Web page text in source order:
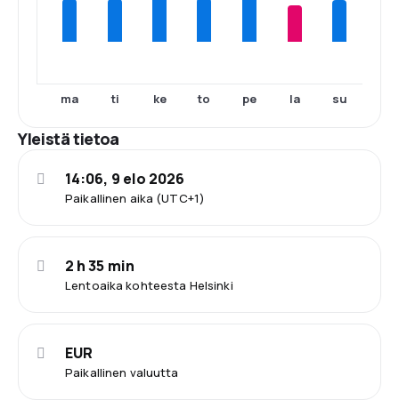
ma ti ke to pe la su
Yleistä tietoa
Paikallinen aika (UTC+1)
14:06, 9 elo 2026
Lentoaika kohteesta Helsinki
2 h 35 min
Paikallinen valuutta
EUR